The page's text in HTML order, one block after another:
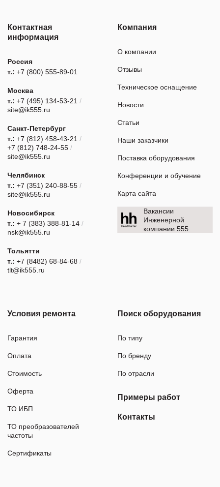
Контактная
информация
Россия
т.: +7 (800) 555-89-01
Москва
т.: +7 (495) 134-53-21 /
site@ik555.ru
Санкт-Петербург
т.: +7 (812) 458-43-21 /
+7 (812) 748-24-55 /
site@ik555.ru
Челябинск
т.: +7 (351) 240-88-55 /
site@ik555.ru
Новосибирск
т.: + 7 (383) 388-81-14 /
nsk@ik555.ru
Тольятти
т.: +7 (8482) 68-84-68 /
tlt@ik555.ru
Компания
О компании
Отзывы
Техническое оснащение
Новости
Статьи
Наши заказчики
Поставка оборудования
Конференции и обучение
Карта сайта
Вакансии
Инженерной
компании 555
Условия ремонта
Гарантия
Оплата
Стоимость
Оферта
ТО ИБП
ТО преобразователей
частоты
Сертификаты
Поиск оборудования
По типу
По бренду
По отрасли
Примеры работ
Контакты